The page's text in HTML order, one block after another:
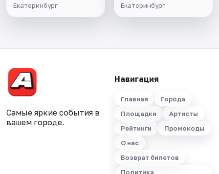
Екатеринбург Екатеринбург
Самые яркие события в
вашем городе.
Навигация
Главная
Города
Площадки
Артисты
Рейтинги
Промокоды
О нас
Возврат билетов
Политика